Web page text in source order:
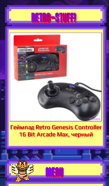
RETRO-STUFF!
Геймпад Retro Genesis Controller
16 Bit Arcade Max, черный
MENU